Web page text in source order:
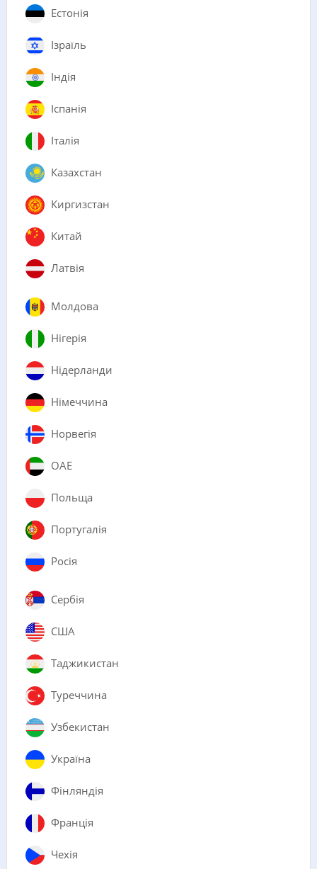
Естонія
Ізраїль
Індія
Іспанія
Італія
Казахстан
Киргизстан
Китай
Латвія
Молдова
Нігерія
Нідерланди
Німеччина
Норвегія
ОАЕ
Польща
Португалія
Росія
Сербія
США
Таджикистан
Туреччина
Узбекистан
Україна
Фінляндія
Франція
Чехія